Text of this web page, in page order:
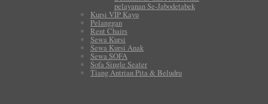
pelayanan Se-Jabodetabek
Kursi VIP Kayu
Pelanggan
Rent Chairs
Sewa Kursi
Sewa Kursi Anak
Sewa SOFA
Sofa Single Seater
Tiang Antrian Pita & Beludru